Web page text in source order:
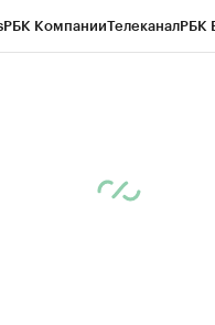
РБК КомпанииТелеканалРБК